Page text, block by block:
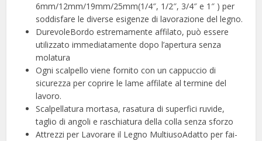
6mm/12mm/19mm/25mm(1/4″, 1/2″, 3/4″ e 1″ ) per
soddisfare le diverse esigenze di lavorazione del legno.
DurevoleBordo estremamente affilato, può essere
utilizzato immediatamente dopo l’apertura senza
molatura
Ogni scalpello viene fornito con un cappuccio di
sicurezza per coprire le lame affilate al termine del
lavoro.
Scalpellatura mortasa, rasatura di superfici ruvide,
taglio di angoli e raschiatura della colla senza sforzo
Attrezzi per Lavorare il Legno MultiusoAdatto per fai-